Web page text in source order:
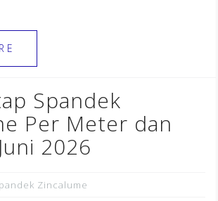
gr
te
e
stSpandek
Per Meter dan
2026
Zincalume